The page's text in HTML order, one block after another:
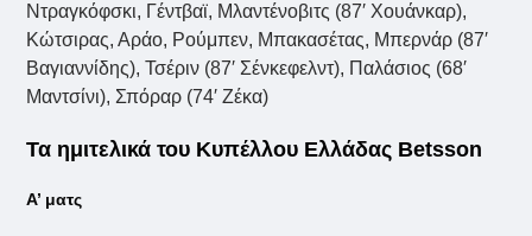
Nτραγκόφσκι, Γέντβαϊ, Μλαντένοβιτς (87′ Χουάνκαρ),
Κώτσιρας, Αράο, Ρούμπεν, Μπακασέτας, Μπερνάρ (87′
Βαγιαννίδης), Τσέριν (87′ Σένκεφελντ), Παλάσιος (68′
Μαντσίνι), Σπόραρ (74′ Ζέκα)
Τα ημιτελικά του Κυπέλλου Ελλάδας Betsson
Α’ ματς